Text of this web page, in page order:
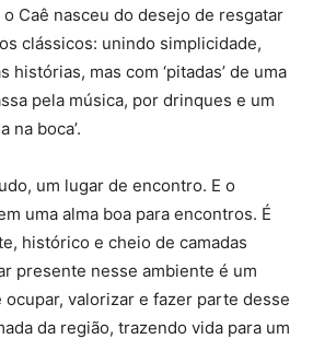
Caê nasceu do desejo de resgatar
clássicos: unindo simplicidade,
histórias, mas com ‘pitadas’ de uma
pela música, por drinques e um
na boca’.
um lugar de encontro. E o
uma alma boa para encontros. É
histórico e cheio de camadas
presente nesse ambiente é um
valorizar e fazer parte desse
da região, trazendo vida para um